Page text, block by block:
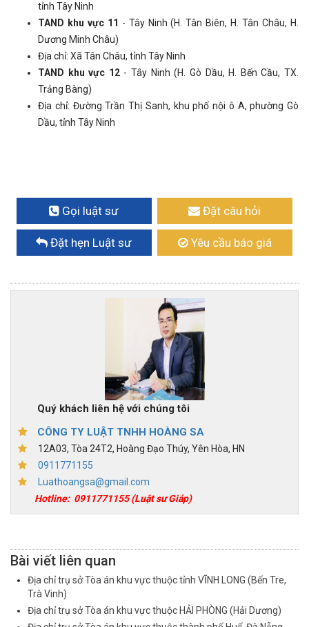
tỉnh Tây Ninh
TAND khu vực 11 - Tây Ninh (H. Tân Biên, H. Tân Châu, H.
Dương Minh Châu)
Địa chỉ: Xã Tân Châu, tỉnh Tây Ninh
TAND khu vực 12- Tây Ninh (H. Gò Dầu, H. Bến Cầu, TX.
Trảng Bàng)
Địa chỉ: Đường Trần Thị Sanh, khu phố nội ô A, phường Gò
Dầu, tỉnh Tây Ninh
Gọi luật sư Đặt câu hỏi
Đặt hẹn Luật sư Yêu cầu báo giá
Quý khách liên hệ với chúng tôi
CÔNG TY LUẬT TNHH HOÀNG SA
12A03, Tòa 24T2, Hoàng Đạo Thúy, Yên Hòa, HN
0911771155
Luathoangsa@gmail.com
Hotline: 0911771155(Luật sư Giáp)
Bài viết liên quan
Địa chỉ trụ sở Tòa án khu vực thuộc tỉnh VĨNH LONG (Bến Tre,
Trà Vinh)
Địa chỉ trụ sở Tòa án khu vực thuộc HẢI PHÒNG (Hải Dương)